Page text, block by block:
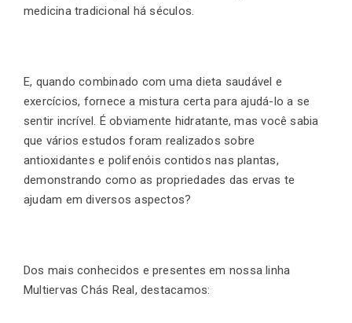
medicina tradicional há séculos.
E, quando combinado com uma dieta saudável e
exercícios, fornece a mistura certa para ajudá-lo a se
sentir incrível. É obviamente hidratante, mas você sabia
que vários estudos foram realizados sobre
antioxidantes e polifenóis contidos nas plantas,
demonstrando como as propriedades das ervas te
ajudam em diversos aspectos?
Dos mais conhecidos e presentes em nossa linha
Multiervas Chás Real, destacamos: